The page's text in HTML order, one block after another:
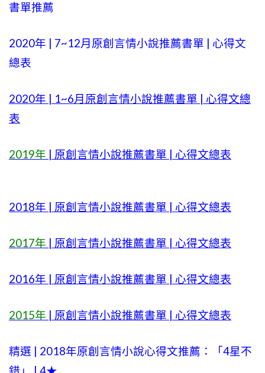
書單推薦
2020年 | 7~12月原創言情小說推薦書單 | 心得文
總表
2020年 | 1~6月原創言情小說推薦書單 | 心得文總
表
2019年 | 原創言情小說推薦書單 | 心得文總表
2018年 | 原創言情小說推薦書單 | 心得文總表
2017年 | 原創言情小說推薦書單 | 心得文總表
2016年 | 原創言情小說推薦書單 | 心得文總表
2015年 | 原創言情小說推薦書單 | 心得文總表
精選 | 2018年原創言情小說心得文推薦：「4星不